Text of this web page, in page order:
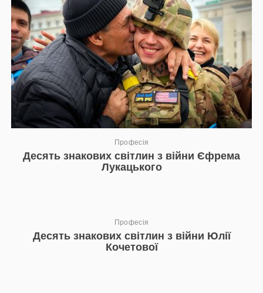
Професія
Десять знакових світлин з війни Єфрема
Лукацького
Професія
Десять знакових світлин з війни Юлії
Кочетової